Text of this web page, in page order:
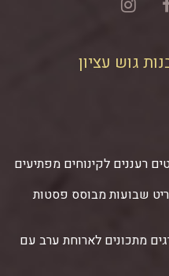
גוש עציון
רעננים לקינוחים מפתיעים
שבועות מבוסס פסטות
מתכונים לארוחת ערב עם